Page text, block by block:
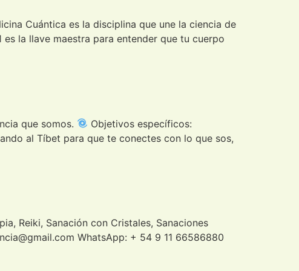
Cuántica es la disciplina que une la ciencia de
la llave maestra para entender que tu cuerpo
que somos.
Objetivos específicos:
al Tíbet para que te conectes con lo que sos,
Reiki, Sanación con Cristales, Sanaciones
WhatsApp: + 54 9 11 66586880